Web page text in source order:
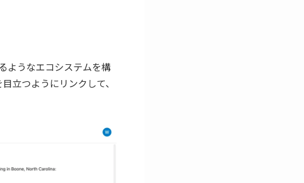
ようなエコシステムを構
立つようにリンクして、